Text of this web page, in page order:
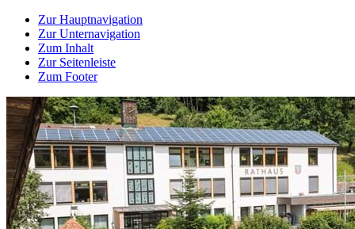
Zur Hauptnavigation
Zur Unternavigation
Zum Inhalt
Zur Seitenleiste
Zum Footer